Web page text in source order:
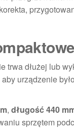
dłużej lub
aby urządzenie
, długość 440
sprzętem